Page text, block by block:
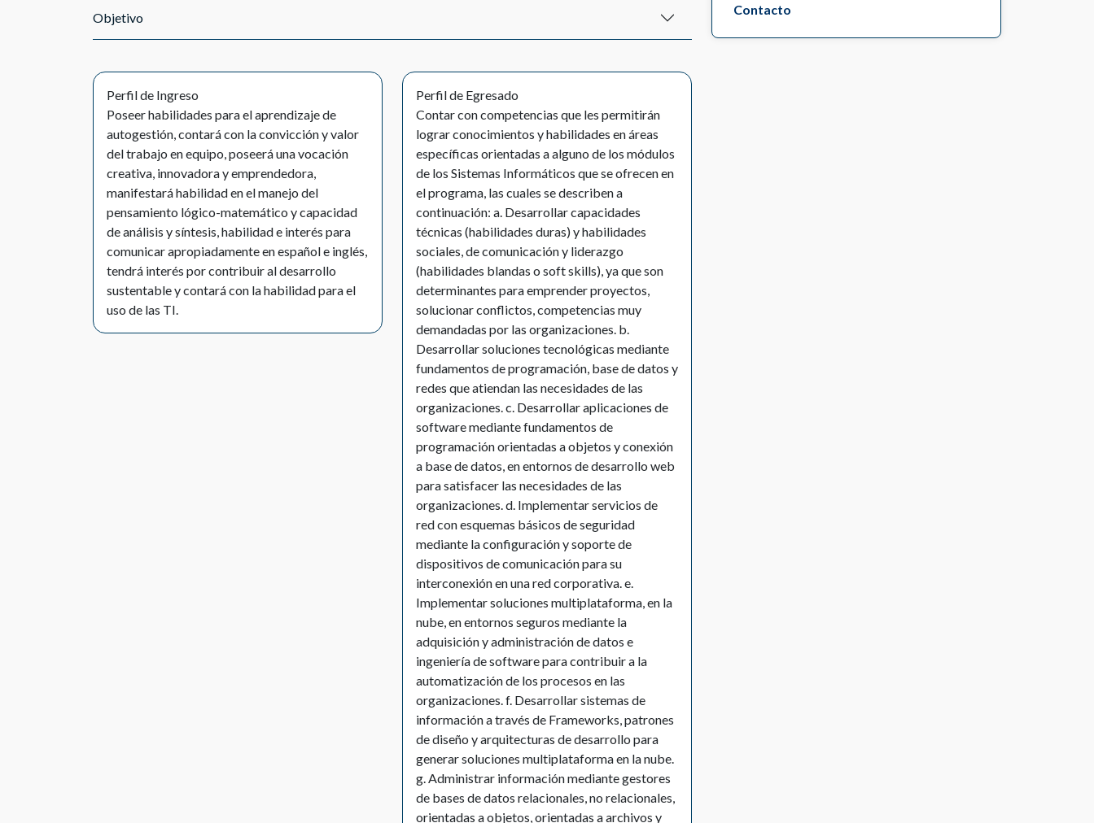
Objetivo
Perfil de Ingreso
Poseer habilidades para el aprendizaje de
autogestión, contará con la convicción y valor
del trabajo en equipo, poseerá una vocación
creativa, innovadora y emprendedora,
manifestará habilidad en el manejo del
pensamiento lógico-matemático y capacidad
de análisis y síntesis, habilidad e interés para
comunicar apropiadamente en español e inglés,
tendrá interés por contribuir al desarrollo
sustentable y contará con la habilidad para el
uso de las TI.
Perfil de Egresado
Contar con competencias que les permitirán
lograr conocimientos y habilidades en áreas
específicas orientadas a alguno de los módulos
de los Sistemas Informáticos que se ofrecen en
el programa, las cuales se describen a
continuación: a. Desarrollar capacidades
técnicas (habilidades duras) y habilidades
sociales, de comunicación y liderazgo
(habilidades blandas o soft skills), ya que son
determinantes para emprender proyectos,
solucionar conflictos, competencias muy
demandadas por las organizaciones. b.
Desarrollar soluciones tecnológicas mediante
fundamentos de programación, base de datos y
redes que atiendan las necesidades de las
organizaciones. c. Desarrollar aplicaciones de
software mediante fundamentos de
programación orientadas a objetos y conexión
a base de datos, en entornos de desarrollo web
para satisfacer las necesidades de las
organizaciones. d. Implementar servicios de
red con esquemas básicos de seguridad
mediante la configuración y soporte de
dispositivos de comunicación para su
interconexión en una red corporativa. e.
Implementar soluciones multiplataforma, en la
nube, en entornos seguros mediante la
adquisición y administración de datos e
ingeniería de software para contribuir a la
automatización de los procesos en las
organizaciones. f. Desarrollar sistemas de
información a través de Frameworks, patrones
de diseño y arquitecturas de desarrollo para
generar soluciones multiplataforma en la nube.
g. Administrar información mediante gestores
de bases de datos relacionales, no relacionales,
orientadas a objetos, orientadas a archivos y
Contacto